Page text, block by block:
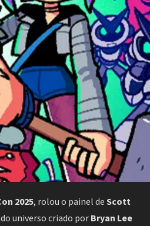
2025, rolou o painel deScott
universo criado porBryan Lee